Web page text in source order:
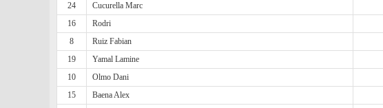
24
Cucurella Marc
16
Rodri
8
Ruiz Fabian
19
Yamal Lamine
10
Olmo Dani
15
Baena Alex